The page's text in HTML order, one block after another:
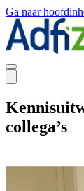
Ga naar
collega’s